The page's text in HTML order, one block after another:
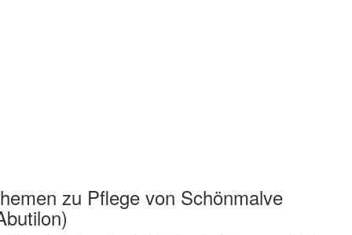
zu Pflege von Schönmalve